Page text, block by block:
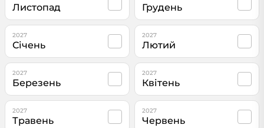
Листопад Грудень
2027
Січень
2027
Лютий
2027
Березень
2027
Квітень
2027
Травень
2027
Червень